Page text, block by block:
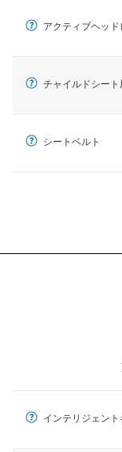
アクティブヘッド
チャイルドシート
シートベルト
インテリジェント